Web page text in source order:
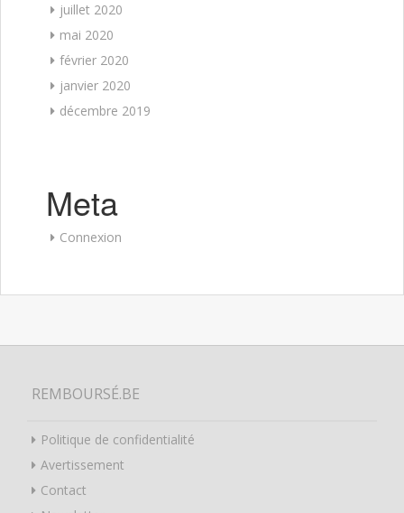
juillet 2020
mai 2020
février 2020
janvier 2020
décembre 2019
Meta
Connexion
REMBOURSÉ.BE
Politique de confidentialité
Avertissement
Contact